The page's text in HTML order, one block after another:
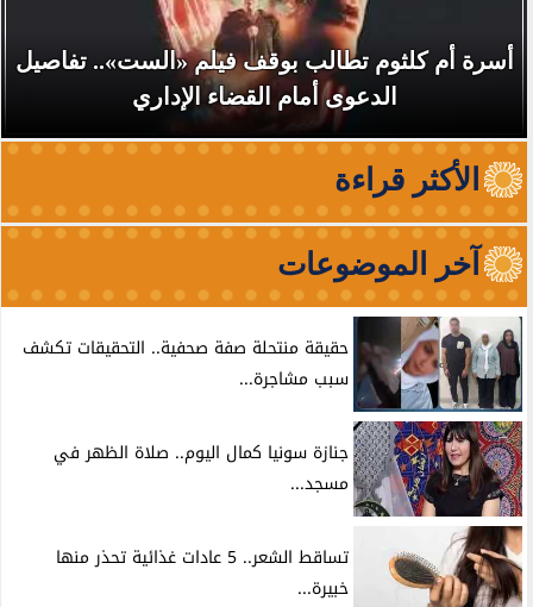
أسرة أم كلثوم تطالب بوقف فيلم «الست».. تفاصيل
الدعوى أمام القضاء الإداري
الأكثر قراءة
آخر الموضوعات
حقيقة منتحلة صفة صحفية.. التحقيقات تكشف
سبب مشاجرة...
جنازة سونيا كمال اليوم.. صلاة الظهر في
مسجد...
تساقط الشعر.. 5 عادات غذائية تحذر منها
خبيرة...